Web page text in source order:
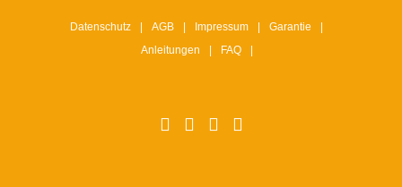
Datenschutz AGB Impressum
Garantie
Anleitungen
FAQ